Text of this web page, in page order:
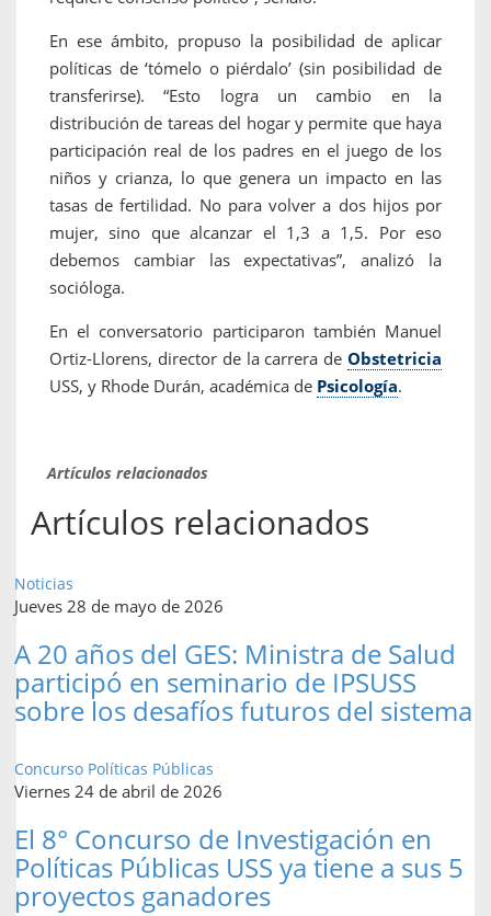
En ese ámbito, propuso la posibilidad de aplicar
políticas de ‘tómelo o piérdalo’ (sin posibilidad de
transferirse). “Esto logra un cambio en la
distribución de tareas del hogar y permite que haya
participación real de los padres en el juego de los
niños y crianza, lo que genera un impacto en las
tasas de fertilidad. No para volver a dos hijos por
mujer, sino que alcanzar el 1,3 a 1,5. Por eso
debemos cambiar las expectativas”, analizó la
socióloga.
En el conversatorio participaron también Manuel
Ortiz-Llorens, director de la carrera de Obstetricia
USS, y Rhode Durán, académica de Psicología.
Artículos relacionados
Artículos relacionados
Noticias
Jueves 28 de mayo de 2026
A 20 años del GES: Ministra de Salud
participó en seminario de IPSUSS
sobre los desafíos futuros del sistema
Concurso Políticas Públicas
Viernes 24 de abril de 2026
El 8° Concurso de Investigación en
Políticas Públicas USS ya tiene a sus 5
proyectos ganadores